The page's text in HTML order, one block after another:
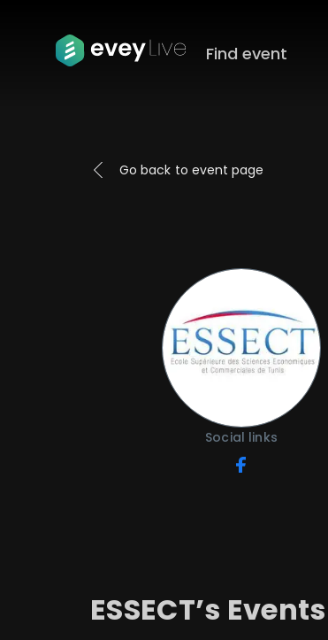
Find event
Go back to event page
Social links
ESSECT’s Events